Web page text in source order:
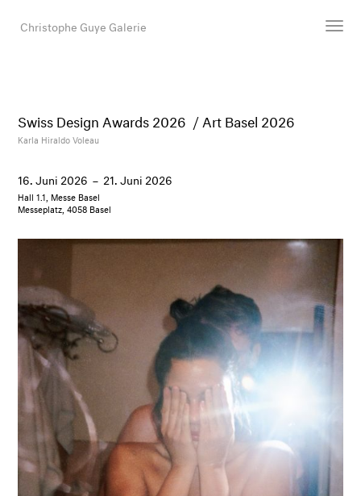
Christophe Guye Galerie
Ausstellungen
Suche
E-Mail
EN
Swiss Design Awards 2026 / Art Basel 2026
Karla Hiraldo Voleau
16. Juni 2026 – 21. Juni 2026
Hall 1.1, Messe Basel
Messeplatz, 4058 Basel